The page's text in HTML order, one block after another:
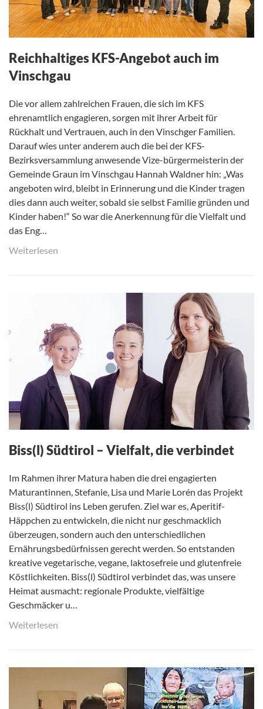
Reichhaltiges KFS-Angebot auch im
Vinschgau
Die vor allem zahlreichen Frauen, die sich im KFS
ehrenamtlich engagieren, sorgen mit ihrer Arbeit für
Rückhalt und Vertrauen, auch in den Vinschger Familien.
Darauf wies unter anderem auch die bei der KFS-
Bezirksversammlung anwesende Vize-bürgermeisterin der
Gemeinde Graun im Vinschgau Hannah Waldner hin: „Was
angeboten wird, bleibt in Erinnerung und die Kinder tragen
dies dann auch weiter, sobald sie selbst Familie gründen und
Kinder haben!“ So war die Anerkennung für die Vielfalt und
das Eng…
Weiterlesen
Biss(l) Südtirol – Vielfalt, die verbindet
Im Rahmen ihrer Matura haben die drei engagierten
Maturantinnen, Stefanie, Lisa und Marie Lorén das Projekt
Biss(l) Südtirol ins Leben gerufen. Ziel war es, Aperitif-
Häppchen zu entwickeln, die nicht nur geschmacklich
überzeugen, sondern auch den unterschiedlichen
Ernährungsbedürfnissen gerecht werden. So entstanden
kreative vegetarische, vegane, laktosefreie und glutenfreie
Köstlichkeiten. Biss(l) Südtirol verbindet das, was unsere
Heimat ausmacht: regionale Produkte, vielfältige
Geschmäcker u…
Weiterlesen